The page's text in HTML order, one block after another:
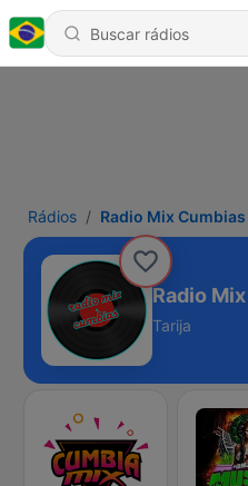
Rádios Radio Mix Cumbias
Radio
Tarija